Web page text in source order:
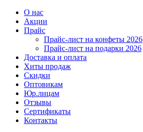
О нас
Акции
Прайс
Прайс-лист на конфеты 2026
Прайс-лист на подарки 2026
Доставка и оплата
Хиты продаж
Скидки
Оптовикам
Юр.лицам
Отзывы
Сертификаты
Контакты